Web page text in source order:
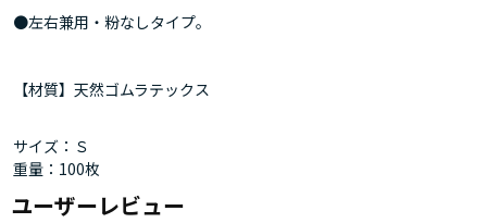
●左右兼用・粉なしタイプ。
【材質】天然ゴムラテックス
サイズ：Ｓ
重量：100枚
ユーザーレビュー